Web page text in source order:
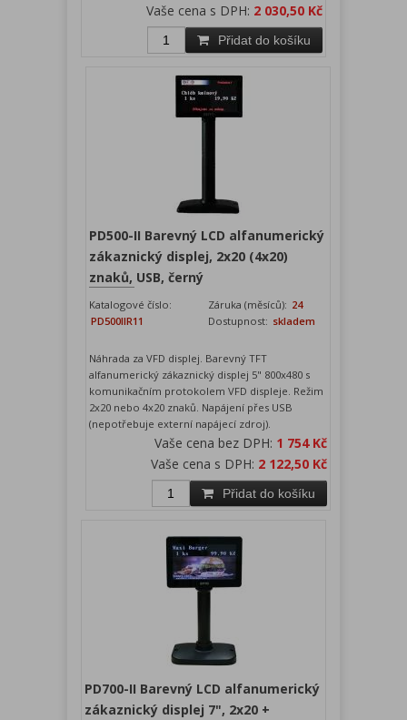
Vaše cena s DPH: 2 030,50 Kč
Přidat do košíku
PD500-II Barevný LCD alfanumerický
zákaznický displej, 2x20 (4x20)
znaků, USB, černý
Katalogové číslo:
PD500IIR11
Záruka (měsíců): 24
Dostupnost: skladem
Náhrada za VFD displej. Barevný TFT
alfanumerický zákaznický displej 5" 800x480 s
komunikačním protokolem VFD displeje. Režim
2x20 nebo 4x20 znaků. Napájení přes USB
(nepotřebuje externí napájecí zdroj).
Vaše cena bez DPH: 1 754 Kč
Vaše cena s DPH: 2 122,50 Kč
Přidat do košíku
PD700-II Barevný LCD alfanumerický
zákaznický displej 7", 2x20 +